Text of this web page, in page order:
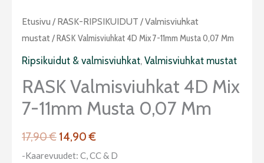
Etusivu / RASK-RIPSIKUIDUT /Valmisviuhkat
mustat/ RASK Valmisviuhkat 4D Mix 7-11mm Musta 0,07 Mm
Ripsikuidut & valmisviuhkat, Valmisviuhkat mustat
RASK Valmisviuhkat 4D Mix
7-11mm Musta 0,07 Mm
17,90€
Alkuperäinen
hinta
oli:
14,90€
Nykyinen
hinta
on:
-Kaarevuudet: C, CC & D
RASK
Valmisviuhkat
4D
7-
11mm
0,07
mm